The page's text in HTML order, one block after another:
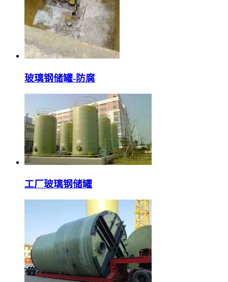
玻璃钢储罐-防腐
工厂玻璃钢储罐